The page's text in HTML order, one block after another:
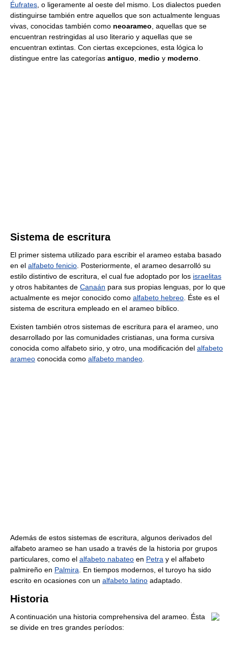
Éufrates , o ligeramente al oeste del mismo. Los dialectos pueden
distinguirse también entre aquellos que son actualmente lenguas
vivas, conocidas también como neoarameo , aquellas que se
encuentran restringidas al uso literario y aquellas que se
encuentran extintas. Con ciertas excepciones, esta lógica lo
distingue entre las categorías antiguo medio y moderno
Sistema de escritura
El primer sistema utilizado para escribir el arameo estaba basado
en el alfabeto fenicio . Posteriormente, el arameo desarrolló su
estilo distintivo de escritura, el cual fue adoptado por los israelitas
y otros habitantes de Canaán para sus propias lenguas, por lo que
actualmente es mejor conocido como alfabeto hebreo . Éste es el
sistema de escritura empleado en el arameo bíblico.
Existen también otros sistemas de escritura para el arameo, uno
desarrollado por las comunidades cristianas, una forma cursiva
conocida como alfabeto sirio, y otro, una modificación del alfabeto
arameo conocida como alfabeto mandeo
Además de estos sistemas de escritura, algunos derivados del
alfabeto arameo se han usado a través de la historia por grupos
particulares, como el alfabeto nabateo en Petra y el alfabeto
palmireño en Palmira . En tiempos modernos, el turoyo ha sido
escrito en ocasiones con un alfabeto latino adaptado.
Historia
A continuación una historia comprehensiva del arameo. Ésta
se divide en tres grandes períodos: